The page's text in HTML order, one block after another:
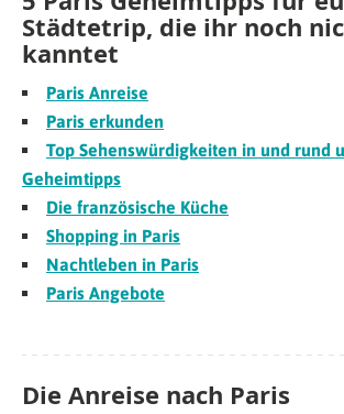
Städtetrip, die ihr noch
kanntet
Paris Anreise
Paris erkunden
Top Sehenswürdigkeiten in und rund
Geheimtipps
Die französische Küche
Shopping in Paris
Nachtleben in Paris
Paris Angebote
Die Anreise nach Paris